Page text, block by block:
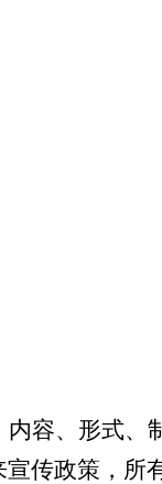
容、形式、
传政策，所